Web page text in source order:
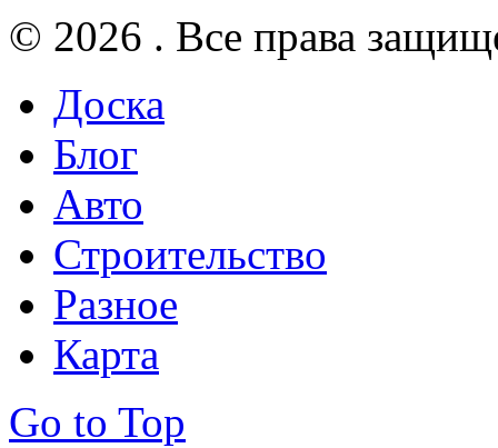
© 2026 . Все права
Доска
Блог
Авто
Строительство
Разное
Карта
Go to Top